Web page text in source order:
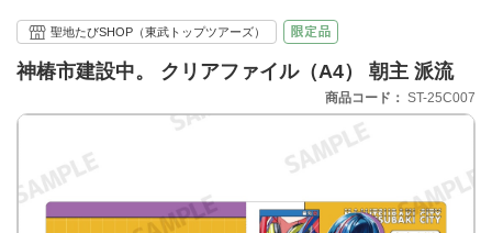
神椿市建設中。 クリアファイル（A4） 朝主 派流
聖地たびSHOP（東武トップツアーズ）
商品コード ST-25C007